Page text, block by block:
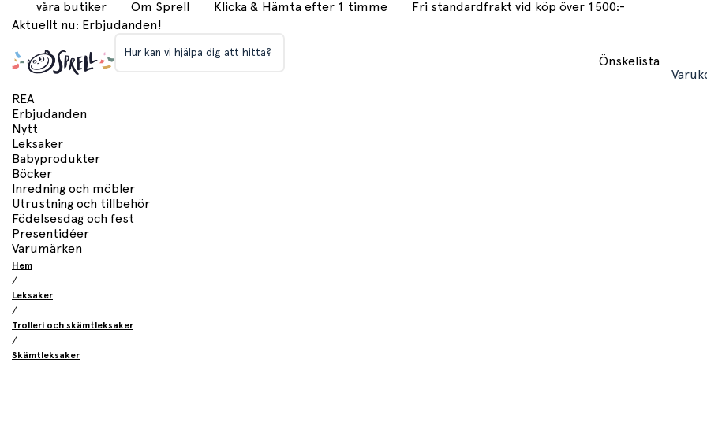
våra butiker Om Sprell Klicka & Hämta efter 1 timme
Fri standardfrakt vid köp över 1500:-
Aktuellt nu: Erbjudanden!
Hur kan vi hjälpa dig att hitta?
Önskelista
REA
Erbjudanden
Nytt
Leksaker
Babyprodukter
Böcker
Inredning och möbler
Utrustning och tillbehör
Födelsesdag och fest
Presentidéer
Varumärken
Hem
/
Leksaker
/
Trolleri och skämtleksaker
/
Skämtleksaker